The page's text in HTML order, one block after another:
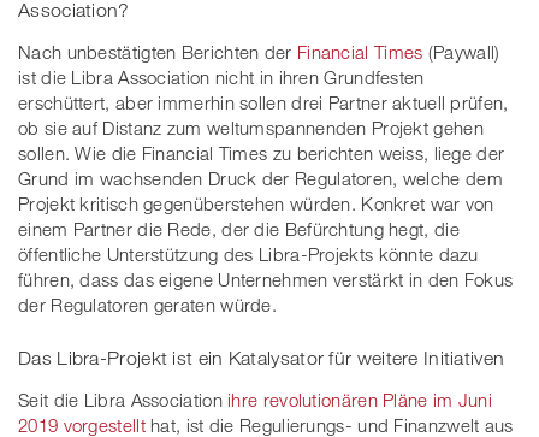
Association?
Nach unbestätigten Berichten der Financial Times (Paywall)
ist die Libra Association nicht in ihren Grundfesten
erschüttert, aber immerhin sollen drei Partner aktuell prüfen,
ob sie auf Distanz zum weltumspannenden Projekt gehen
sollen. Wie die Financial Times zu berichten weiss, liege der
Grund im wachsenden Druck der Regulatoren, welche dem
Projekt kritisch gegenüberstehen würden. Konkret war von
einem Partner die Rede, der die Befürchtung hegt, die
öffentliche Unterstützung des Libra-Projekts könnte dazu
führen, dass das eigene Unternehmen verstärkt in den Fokus
der Regulatoren geraten würde.
Das Libra-Projekt ist ein Katalysator für weitere Initiativen
Seit die Libra Association ihre revolutionären Pläne im Juni
2019 vorgestellthat, ist die Regulierungs- und Finanzwelt aus